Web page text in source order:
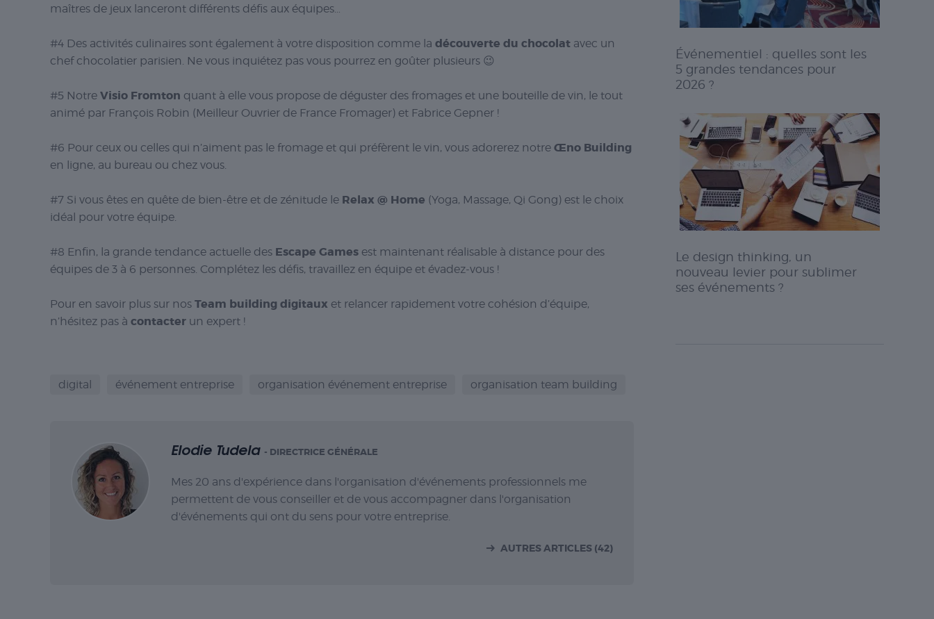
maîtres de jeux lanceront différents défis aux équipes…
#4 Des activités culinaires sont également à votre disposition comme la découverte du chocolat avec un
chef chocolatier parisien. Ne vous inquiétez pas vous pourrez en goûter plusieurs 😉
#5 Notre Visio Fromton quant à elle vous propose de déguster des fromages et une bouteille de vin, le tout
animé par François Robin (Meilleur Ouvrier de France Fromager) et Fabrice Gepner !
#6 Pour ceux ou celles qui n’aiment pas le fromage et qui préfèrent le vin, vous adorerez notre Œno Building
en ligne, au bureau ou chez vous.
#7 Si vous êtes en quête de bien-être et de zénitude le Relax @ Home (Yoga, Massage, Qi Gong) est le choix
idéal pour votre équipe.
#8 Enfin, la grande tendance actuelle des Escape Games est maintenant réalisable à distance pour des
équipes de 3 à 6 personnes. Complétez les défis, travaillez en équipe et évadez-vous !
Pour en savoir plus sur nos Team building digitaux et relancer rapidement votre cohésion d’équipe,
n’hésitez pas à contacter un expert !
digital événement entreprise organisation événement entreprise organisation team building
Elodie Tudela - DIRECTRICE GÉNÉRALE
Mes 20 ans d'expérience dans l'organisation d'événements professionnels me
permettent de vous conseiller et de vous accompagner dans l'organisation
d'événements qui ont du sens pour votre entreprise.
AUTRES ARTICLES (42)
Événementiel : quelles sont les
5 grandes tendances pour
2026 ?
Le design thinking, un
nouveau levier pour sublimer
ses événements ?